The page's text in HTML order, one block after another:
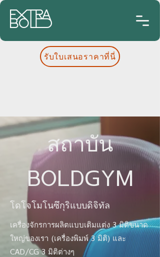
รับใบเสนอราคาที่นี่
สถาบัน
BOLDGYM
โดโจโมโนซึกุริแบบดิจิทัล
เครื่องจักรการผลิตแบบเติมแต่ง 3 มิติขนาด
ใหญ่ของเรา (เครื่องพิมพ์ 3 มิติ) และ
CAD/CG 3 มิติต่างๆ